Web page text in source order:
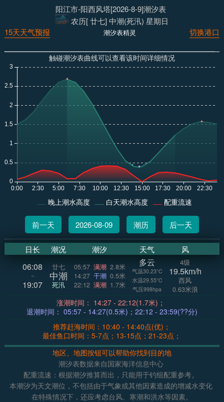
阳江市-阳西风塔[2026-8-9]潮汐表
农历[ 廿七] 中潮(死汛) 星期日
切换港口
潮汐表精灵
15天天气预报
触碰潮汐表曲线可以查看该时间详细情况
晚上潮水高度 白天潮水高度 配重流速
前一天 2026-08-09 潮历 后一天
日长 潮况 潮汐 天气 风
06:08
~
19:07
廿七
中潮
死汛
05:57 满潮 2.8米
14:27 干潮 0.5米
22:12 满潮 1.7米
多云
气温30.23°C
水温29.55°C
气压998hpa
4级
19.5km/h
西风
0.63米浪
涨潮时间： 14:27 - 22:12(1.7米)；
退潮时间： 05:57 - 14:27(0.5米)；22:12 - 23:59(??分)
推荐赶海时间：10:40 - 14:40点(优)；
最佳鱼口时间：5-7点；13-15点；21-23点；
地区、地图按钮可以帮助你找到目的地
潮汐表数据来自国家海洋信息中心
配重流速：根据潮汐推算而出，只能用于钓组配重参考。
本潮汐为天文潮位，不包括由于气象或其他因素造成的增减水变化
在特殊情况下，还应考虑台风、寒潮和洪水等因素。